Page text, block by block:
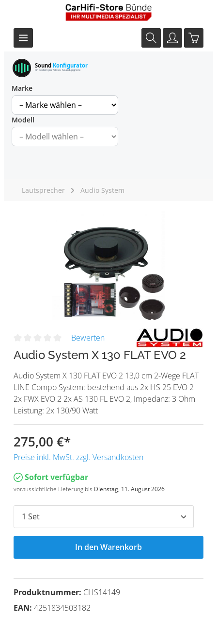
Sound Konfigurator
Finde dein perfektes Soundupgrade
Marke
Modell
Lautsprecher Audio System
Bewerten
Audio System X 130 FLAT EVO 2
Audio System X 130 FLAT EVO 2 13,0 cm 2-Wege FLAT
LINE Compo System: bestehend aus 2x HS 25 EVO 2
2x FWX EVO 2 2x AS 130 FL EVO 2, Impedanz: 3 Ohm
Leistung: 2x 130/90 Watt
275,00 €*
Preise inkl. MwSt. zzgl. Versandkosten
Sofort verfügbar
voraussichtliche Lieferung bis Dienstag, 11. August 2026
In den Warenkorb
Produktnummer: CHS14149
EAN: 4251834503182